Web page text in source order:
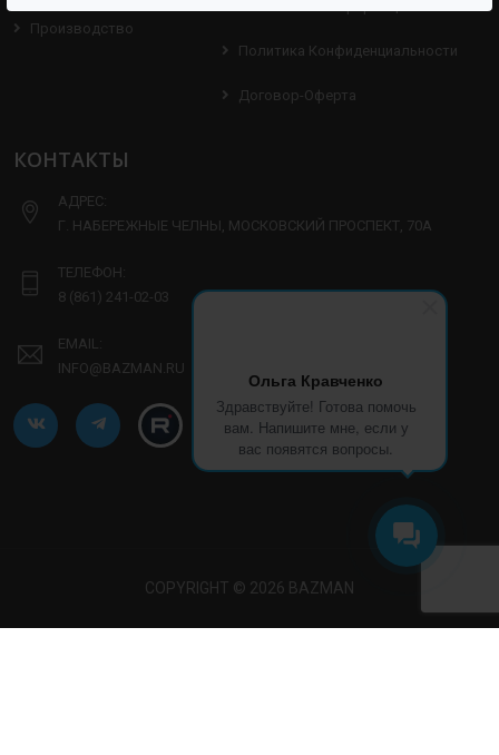
Ольга Кравченко
Здравствуйте! Готова помочь
вам. Напишите мне, если у
вас появятся вопросы.
Производство
Политика Конфиденциальности
Договор-Оферта
КОНТАКТЫ
АДРЕС:
Г. НАБЕРЕЖНЫЕ ЧЕЛНЫ, МОСКОВСКИЙ ПРОСПЕКТ, 70А
ТЕЛЕФОН:
8 (861) 241-02-03
EMAIL:
INFO@BAZMAN.RU
COPYRIGHT © 2026 BAZMAN